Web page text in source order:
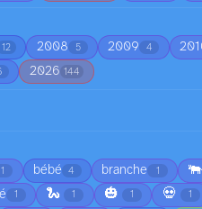
12 2008 5 2009 4
2026 144
1 bébé 4 branche 1 🐃
1 🐍 1 🎃 1 💀 1